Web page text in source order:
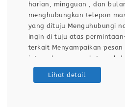
harian, mingguan , dan
menghubungkan telepon
yang dituju Menguhubungi
ingin di tuju atas
terkait Menyampaikan pesan
internal maupun eksternal
mencatat yang perlu
kedatangan tamu-tamu
Lihat detail